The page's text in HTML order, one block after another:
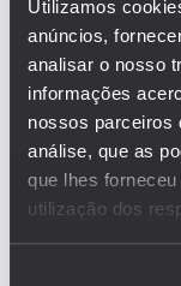
Utilizamos
anúncios,
analisar o nosso
informações
nossos parceiros
análise, que as
que lhes
utilização dos